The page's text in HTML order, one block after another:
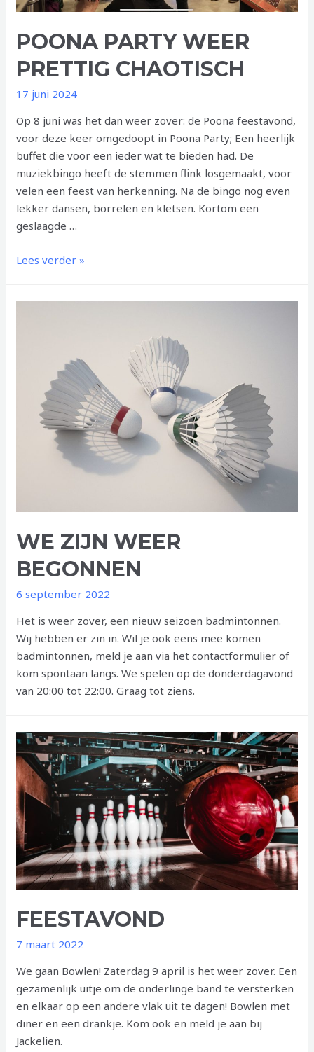
POONA PARTY WEER
PRETTIG CHAOTISCH
17 juni 2024
Op 8 juni was het dan weer zover: de Poona feestavond,
voor deze keer omgedoopt in Poona Party; Een heerlijk
buffet die voor een ieder wat te bieden had. De
muziekbingo heeft de stemmen flink losgemaakt, voor
velen een feest van herkenning. Na de bingo nog even
lekker dansen, borrelen en kletsen. Kortom een
geslaagde …
POONA
Lees verder »
WE ZIJN WEER
BEGONNEN
6 september 2022
Het is weer zover, een nieuw seizoen badmintonnen.
Wij hebben er zin in. Wil je ook eens mee komen
badmintonnen, meld je aan via het contactformulier of
kom spontaan langs. We spelen op de donderdagavond
van 20:00 tot 22:00. Graag tot ziens.
FEESTAVOND
7 maart 2022
We gaan Bowlen! Zaterdag 9 april is het weer zover. Een
gezamenlijk uitje om de onderlinge band te versterken
en elkaar op een andere vlak uit te dagen! Bowlen met
diner en een drankje. Kom ook en meld je aan bij
Jackelien.